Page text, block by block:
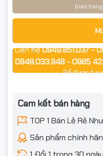
Giao
Liên hệ0949.851.037 -
0948.033.948 - 0985
Để được tư
Cam kết bán hàng
TOP 1 Bán Lẻ Rẻ
Sản phẩm chính
Kết nối: WiFi 6 (2.4GHz) +
Lưu trữ: microSD tối đa
Nguồn: DC 5V–1A
Tình trạng: Mới 100% –
🎯 Ứng dụng